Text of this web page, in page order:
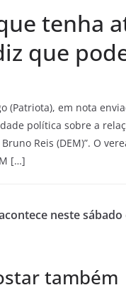
tenha
que
(Patriota), em nota
política sobre a
Reis (DEM)”. O
[…]
neste sábado
também